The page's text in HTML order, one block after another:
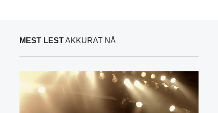
MEST LESTAKKURAT NÅ